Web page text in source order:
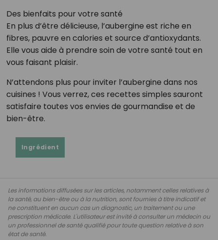
Des bienfaits pour votre santé
En plus d’être délicieuse, l’aubergine est riche en
fibres, pauvre en calories et source d’antioxydants.
Elle vous aide à prendre soin de votre santé tout en
vous faisant plaisir.
N’attendons plus pour inviter l’aubergine dans nos
cuisines ! Vous verrez, ces recettes simples sauront
satisfaire toutes vos envies de gourmandise et de
bien-être.
Ingrédient
Les informations diffusées sur les articles, notamment celles relatives à
la santé, au bien-être ou à la nutrition, sont fournies à titre indicatif et
ne constituent en aucun cas un diagnostic, un traitement ou une
prescription médicale. L'utilisateur est invité à consulter un médecin ou
un professionnel de santé qualifié pour toute question relative à son
état de santé.